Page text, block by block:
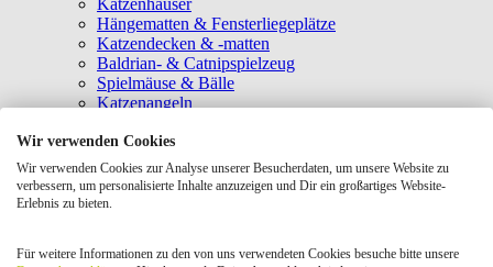
Katzenhäuser
Hängematten & Fensterliegeplätze
Katzendecken & -matten
Baldrian- & Catnipspielzeug
Spielmäuse & Bälle
Katzenangeln
Laserpointer & Elektrospielzeug
Katzentunnel
Clicker & Target Sticks für Katzen
Weiteres Katzenspielzeug
Tragetaschen
Wir verwenden Cookies
Wir verwenden Cookies zur Analyse unserer Besucherdaten, um unsere Website zu
verbessern, um personalisierte Inhalte anzuzeigen und Dir ein großartiges Website-
Erlebnis zu bieten.
Für weitere Informationen zu den von uns verwendeten Cookies besuche bitte unsere